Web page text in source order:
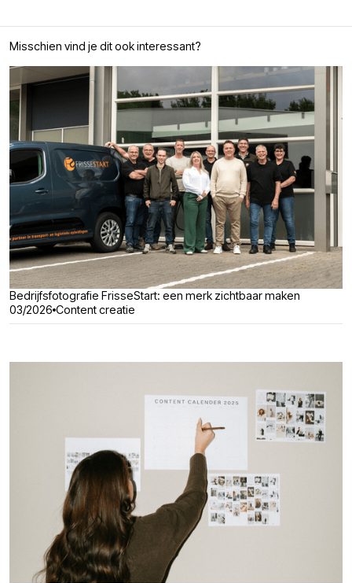
Misschien vind je dit ook interessant?
Bedrijfsfotografie FrisseStart: een merk zichtbaar maken
03/2026 Content creatie